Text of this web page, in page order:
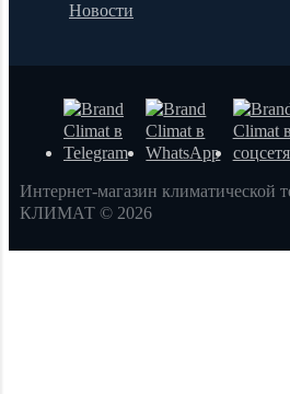
Новости
Интернет-магазин
КЛИМАТ © 2026